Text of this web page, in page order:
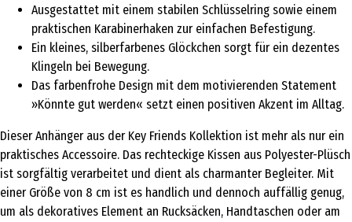
Ausgestattet mit einem stabilen Schlüsselring sowie einem
praktischen Karabinerhaken zur einfachen Befestigung.
Ein kleines, silberfarbenes Glöckchen sorgt für ein dezentes
Klingeln bei Bewegung.
Das farbenfrohe Design mit dem motivierenden Statement
»Könnte gut werden« setzt einen positiven Akzent im Alltag.
Dieser Anhänger aus der Key Friends Kollektion ist mehr als nur ein
praktisches Accessoire. Das rechteckige Kissen aus Polyester-Plüsch
ist sorgfältig verarbeitet und dient als charmanter Begleiter. Mit
einer Größe von 8 cm ist es handlich und dennoch auffällig genug,
um als dekoratives Element an Rucksäcken, Handtaschen oder am